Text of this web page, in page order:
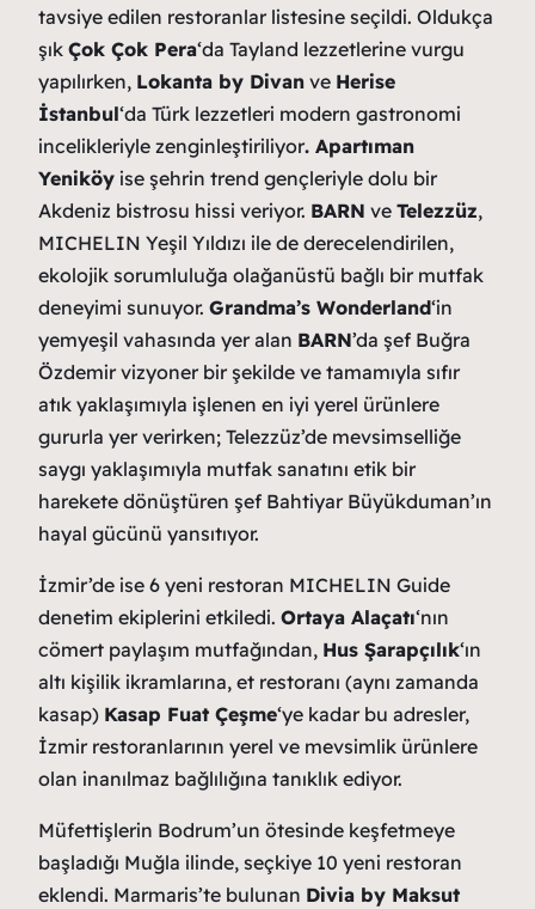
tavsiye edilen restoranlar listesine seçildi. Oldukça
şık Çok Çok Pera‘da Tayland lezzetlerine vurgu
yapılırken, Lokanta by Divan ve Herise
İstanbul‘da Türk lezzetleri modern gastronomi
incelikleriyle zenginleştiriliyor. Apartıman
Yeniköy ise şehrin trend gençleriyle dolu bir
Akdeniz bistrosu hissi veriyor. BARN ve Telezzüz,
MICHELIN Yeşil Yıldızı ile de derecelendirilen,
ekolojik sorumluluğa olağanüstü bağlı bir mutfak
deneyimi sunuyor. Grandma’s Wonderland‘in
yemyeşil vahasında yer alan BARN’da şef Buğra
Özdemir vizyoner bir şekilde ve tamamıyla sıfır
atık yaklaşımıyla işlenen en iyi yerel ürünlere
gururla yer verirken; Telezzüz’de mevsimselliğe
saygı yaklaşımıyla mutfak sanatını etik bir
harekete dönüştüren şef Bahtiyar Büyükduman’ın
hayal gücünü yansıtıyor.
İzmir’de ise 6 yeni restoran MICHELIN Guide
denetim ekiplerini etkiledi. Ortaya Alaçatı‘nın
cömert paylaşım mutfağından, Hus Şarapçılık‘ın
altı kişilik ikramlarına, et restoranı (aynı zamanda
kasap) Kasap Fuat Çeşme‘ye kadar bu adresler,
İzmir restoranlarının yerel ve mevsimlik ürünlere
olan inanılmaz bağlılığına tanıklık ediyor.
Müfettişlerin Bodrum’un ötesinde keşfetmeye
başladığı Muğla ilinde, seçkiye 10 yeni restoran
eklendi. Marmaris’te bulunan Divia by Maksut